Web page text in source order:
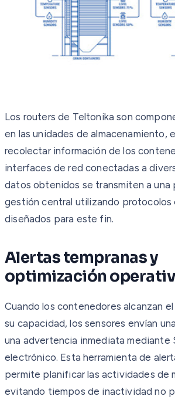
Los routers de Teltonika son
en las unidades de almacenamiento,
recolectar información de los
interfaces de red conectadas a
datos obtenidos se transmiten a una
gestión central utilizando
diseñados para este fin.
Alertas tempranas y
optimización
Cuando los contenedores alcanzan
su capacidad, los sensores envían
una advertencia inmediata mediante
electrónico. Esta herramienta de
permite planificar las actividades de
evitando tiempos de inactividad no